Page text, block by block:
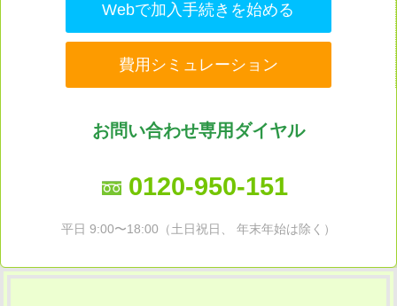
Webで加入手続きを始める
費用シミュレーション
お問い合わせ専用ダイヤル
0120-950-151
平日 9:00〜18:00（土日祝日、 年末年始は除く）